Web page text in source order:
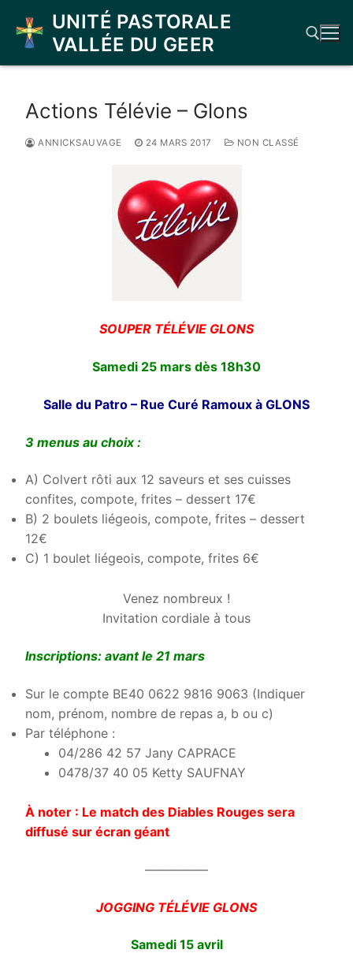
contenu
UNITÉ PASTORALE
VALLÉE DU GEER
Actions Télévie – Glons
ANNICKSAUVAGE 24 MARS 2017 NON CLASSÉ
SOUPER TÉLÉVIE GLONS
Samedi 25 mars dès 18h30
Salle du Patro – Rue Curé Ramoux à GLONS
3 menus au choix :
A) Colvert rôti aux 12 saveurs et ses cuisses
confites, compote, frites – dessert 17€
B) 2 boulets liégeois, compote, frites – dessert
12€
C) 1 boulet liégeois, compote, frites 6€
Venez nombreux !
Invitation cordiale à tous
Inscriptions: avant le 21 mars
Sur le compte BE40 0622 9816 9063 (Indiquer
nom, prénom, nombre de repas a, b ou c)
Par téléphone :
04/286 42 57 Jany CAPRACE
0478/37 40 05 Ketty SAUFNAY
À noter : Le match des Diables Rouges sera
diffusé sur écran géant
—————
JOGGING TÉLÉVIE GLONS
Samedi 15 avril